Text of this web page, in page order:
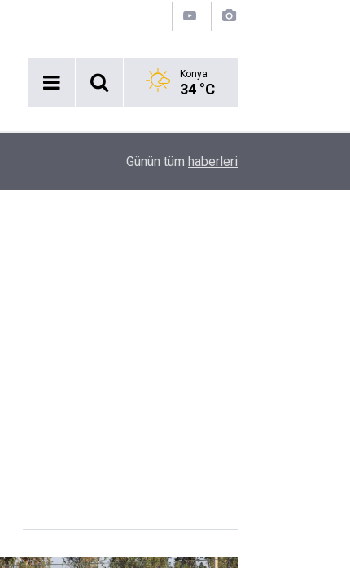
Konya
34 °C
Doğu Akdeniz'in Kirliliği Antalya Kıyılarını
Günün tüm haberleri